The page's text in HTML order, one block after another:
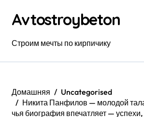
содержанию
Avtostroybeton
Строим мечты по кирпичику
Домашняя
Uncategorised
Никита Панфилов — молодой
чья биография впечатляет — успехи,